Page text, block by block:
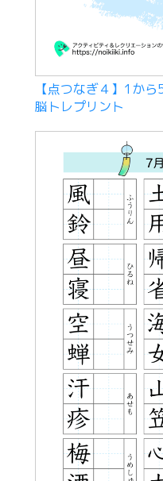
【点つなぎ４】1か
脳トレプリント